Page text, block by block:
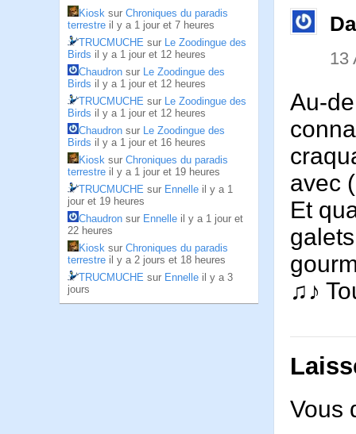
Kiosk sur Chroniques du paradis
terrestre il y a 1 jour et 7 heures
TRUCMUCHE sur Le Zoodingue des
Birds il y a 1 jour et 12 heures
Chaudron sur Le Zoodingue des
Birds il y a 1 jour et 12 heures
TRUCMUCHE sur Le Zoodingue des
Birds il y a 1 jour et 12 heures
Chaudron sur Le Zoodingue des
Birds il y a 1 jour et 16 heures
Kiosk sur Chroniques du paradis
terrestre il y a 1 jour et 19 heures
TRUCMUCHE sur Ennelle il y a 1
jour et 19 heures
Chaudron sur Ennelle il y a 1 jour et
22 heures
Kiosk sur Chroniques du paradis
terrestre il y a 2 jours et 18 heures
TRUCMUCHE sur Ennelle il y a 3
jours
13
Au-
avec
Et
♫♪
Vous